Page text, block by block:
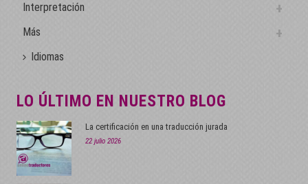
Interpretación
Más
Idiomas
LO ÚLTIMO EN NUESTRO BLOG
La certificación en una traducción jurada
22 julio 2026